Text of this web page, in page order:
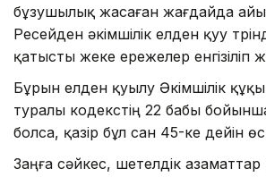
бұзушылық жасаған жағдайда
Ресейден әкімшілік елден қуу
қатысты жеке ережелер енгізіліп
Бұрын елден қуылу Әкімшілік
туралы кодекстің 22 бабы
болса, қазір бұл сан 45-ке дейін
Заңға сәйкес, шетелдік азаматтар